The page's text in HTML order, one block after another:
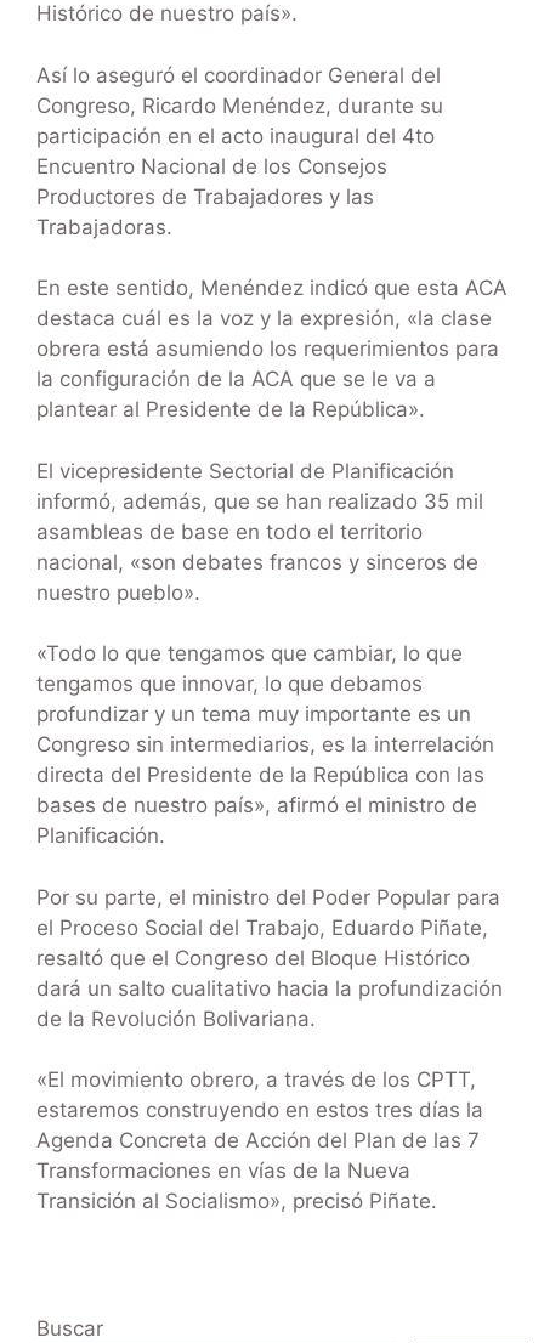
Histórico de nuestro país».
Así lo aseguró el coordinador General del
Congreso, Ricardo Menéndez, durante su
participación en el acto inaugural del 4to
Encuentro Nacional de los Consejos
Productores de Trabajadores y las
Trabajadoras.
En este sentido, Menéndez indicó que esta ACA
destaca cuál es la voz y la expresión, «la clase
obrera está asumiendo los requerimientos para
la configuración de la ACA que se le va a
plantear al Presidente de la República».
El vicepresidente Sectorial de Planificación
informó, además, que se han realizado 35 mil
asambleas de base en todo el territorio
nacional, «son debates francos y sinceros de
nuestro pueblo».
«Todo lo que tengamos que cambiar, lo que
tengamos que innovar, lo que debamos
profundizar y un tema muy importante es un
Congreso sin intermediarios, es la interrelación
directa del Presidente de la República con las
bases de nuestro país», afirmó el ministro de
Planificación.
Por su parte, el ministro del Poder Popular para
el Proceso Social del Trabajo, Eduardo Piñate,
resaltó que el Congreso del Bloque Histórico
dará un salto cualitativo hacia la profundización
de la Revolución Bolivariana.
«El movimiento obrero, a través de los CPTT,
estaremos construyendo en estos tres días la
Agenda Concreta de Acción del Plan de las 7
Transformaciones en vías de la Nueva
Transición al Socialismo», precisó Piñate.
Buscar